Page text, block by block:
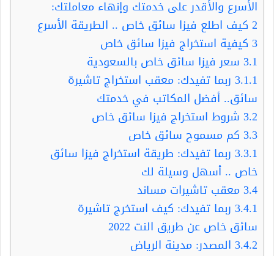
الأسرع والأقدر على خدمتك وإنهاء معاملتك:
2 كيف اطلع فيزا سائق خاص .. الطريقة الأسرع
3 كيفية استخراج فيزا سائق خاص
3.1 سعر فيزا سائق خاص بالسعودية
3.1.1 ربما تفيدك: معقب استخراج تاشيرة
سائق.. أفضل المكاتب في خدمتك
3.2 شروط استخراج فيزا سائق خاص
3.3 كم مسموح سائق خاص
3.3.1 ربما تفيدك: طريقة استخراج فيزا سائق
خاص .. أسهل وسيلة لك
3.4معقب تاشيرات مساند
3.4.1 ربما تفيدك: كيف استخرج تاشيرة
سائق خاص عن طريق النت 2022
3.4.2 المصدر: مدينة الرياض